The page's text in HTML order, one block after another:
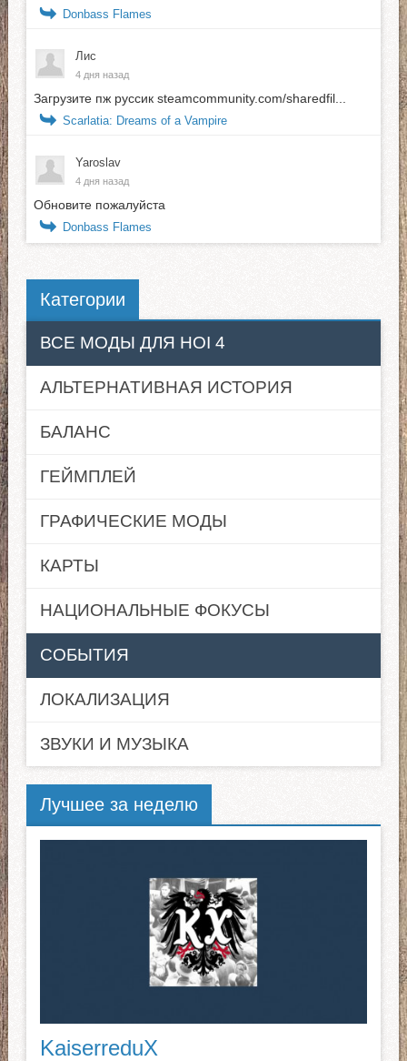
Donbass Flames
Лис
4 дня назад
Загрузите пж руссик steamcommunity.com/sharedfil...
Scarlatia: Dreams of a Vampire
Yaroslav
4 дня назад
Обновите пожалуйста
Donbass Flames
Категории
ВСЕ МОДЫ ДЛЯ HOI 4
АЛЬТЕРНАТИВНАЯ ИСТОРИЯ
БАЛАНС
ГЕЙМПЛЕЙ
ГРАФИЧЕСКИЕ МОДЫ
КАРТЫ
НАЦИОНАЛЬНЫЕ ФОКУСЫ
СОБЫТИЯ
ЛОКАЛИЗАЦИЯ
ЗВУКИ И МУЗЫКА
Лучшее за неделю
KaiserreduX